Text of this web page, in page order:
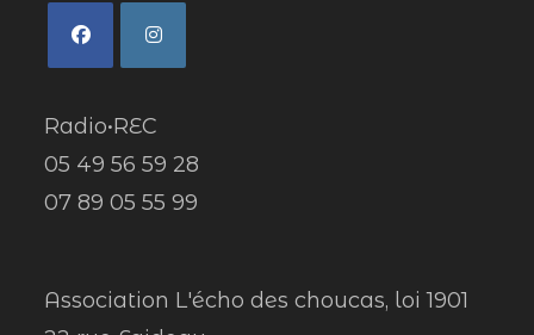
Radio•REC
05 49 56 59 28
07 89 05 55 99
Association L'écho des choucas, loi 1901